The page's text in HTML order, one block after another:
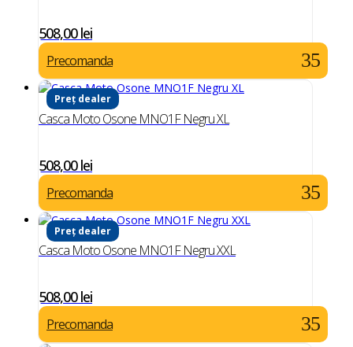
508,00lei
Precomanda
Preț dealer
Casca Moto Osone MNO1F Negru XL
508,00lei
Precomanda
Preț dealer
Casca Moto Osone MNO1F Negru XXL
508,00lei
Precomanda